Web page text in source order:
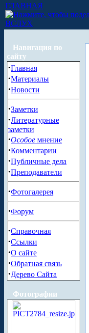
ГЛАВНАЯ
ВСЛУХ
Навигация по
сайту
·Главная
·Материалы
·Новости
·Заметки
·Литературные
заметки
·Особое мнение
·Комментарии
·Публичные дела
·Преподаватели
·Фотогалерея
·Форум
·Справочная
·Ссылки
·О сайте
·Обратная связь
·Дерево Сайта
Фотографии